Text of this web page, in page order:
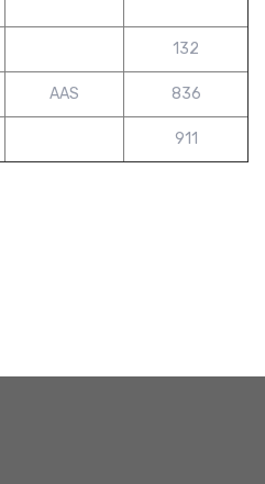
132
AAS 836
911